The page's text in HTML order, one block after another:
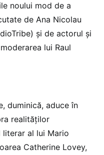
noului mod de a
de Ana Nicolau
și de actorul și
lui Raul
duminică, aduce în
realităților
al lui Mario
Catherine Lovey,